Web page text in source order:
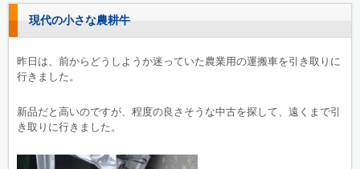
現代の小さな農耕牛
昨日は、前からどうしようか迷っていた農業用の運搬車を引き取りに
行きました。
新品だと高いのですが、程度の良さそうな中古を探して、遠くまで引
き取りに行きました。